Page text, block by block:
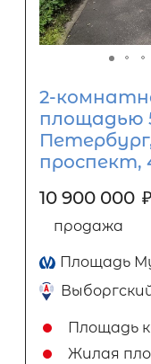
2-
площадью
проспект,
10 900 000 ₽
продажа
Площадь
Площадь
Жилая